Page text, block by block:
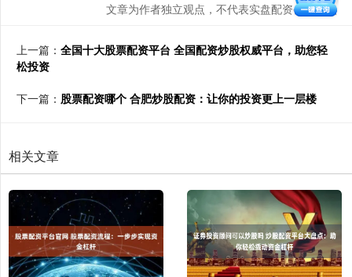
文章为作者独立观点，不代表实盘配资公司观点
上一篇： 全国十大股票配资平台 全国配资炒股权威平台，助您轻
松投资
下一篇： 股票配资哪个 合肥炒股配资：让你的投资更上一层楼
相关文章